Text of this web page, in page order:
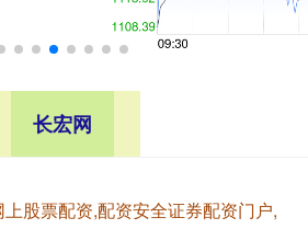
长宏网
股票配资,配资安全证券配资门户,